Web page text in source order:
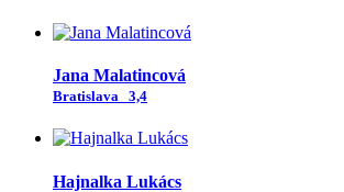
Jana Malatincová
Bratislava 3,4
Hajnalka Lukács